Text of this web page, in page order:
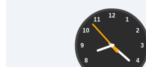
12
1
2
3
4
8
9
10
11